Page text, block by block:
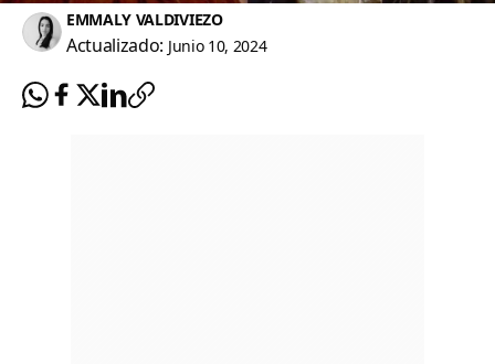
EMMALY VALDIVIEZO
Actualizado: Junio 10, 2024